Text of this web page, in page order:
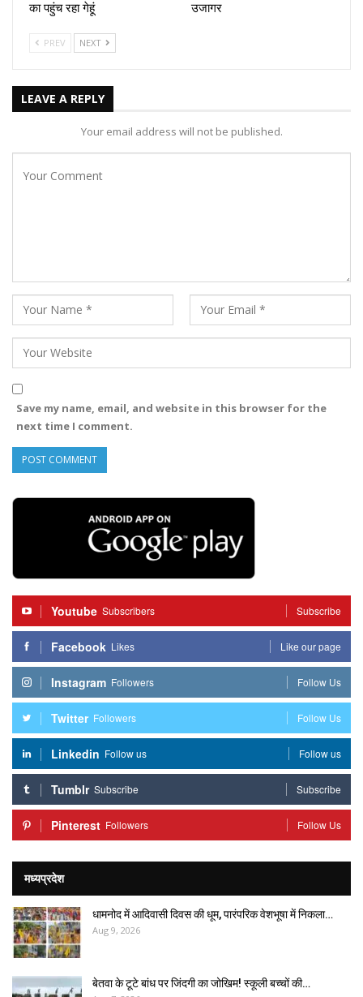
का पहुंच रहा गेहूं
उजागर
PREV NEXT
LEAVE A REPLY
Your email address will not be published.
Save my name, email, and website in this browser for the
next time I comment.
Youtube Subscribers Subscribe
Facebook Likes Like our page
Instagram Followers Follow Us
Twitter Followers Follow Us
Linkedin Follow us Follow us
Tumblr Subscribe Subscribe
Pinterest Followers Follow Us
मध्यप्रदेश
धामनोद में आदिवासी दिवस की धूम, पारंपरिक वेशभूषा में निकला…
Aug 9, 2026
बेतवा के टूटे बांध पर जिंदगी का जोखिम! स्कूली बच्चों की…